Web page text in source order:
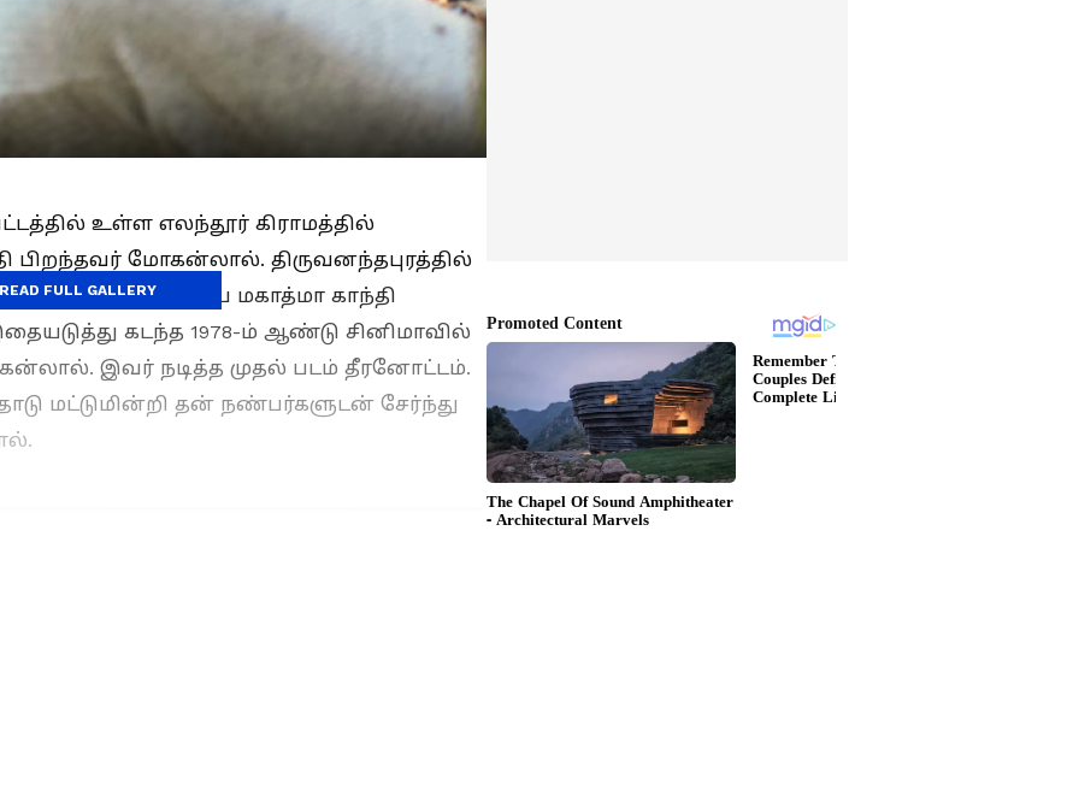
உள்ள எலந்தூர் கிராமத்தில்
பிறந்தவர் மோகன்லால். திருவனந்தபுரத்தில்
கல்லூரி படிப்பை மகாத்மா காந்தி
கடந்த 1978-ம் ஆண்டு சினிமாவில்
இவர் நடித்த முதல் படம் தீரனோட்டம்.
மட்டுமின்றி தன் நண்பர்களுடன் சேர்ந்து
READ FULL GALLERY